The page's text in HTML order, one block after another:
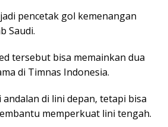
pencetak gol kemenangan
Saudi.
tersebut bisa memainkan dua
di Timnas Indonesia.
di lini depan, tetapi bisa
memperkuat lini tengah.